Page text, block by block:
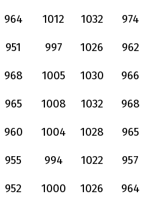
964 1012 1032 974
951 997 1026 962
968 1005 1030 966
965 1008 1032 968
960 1004 1028 965
955 994 1022 957
952 1000 1026 964